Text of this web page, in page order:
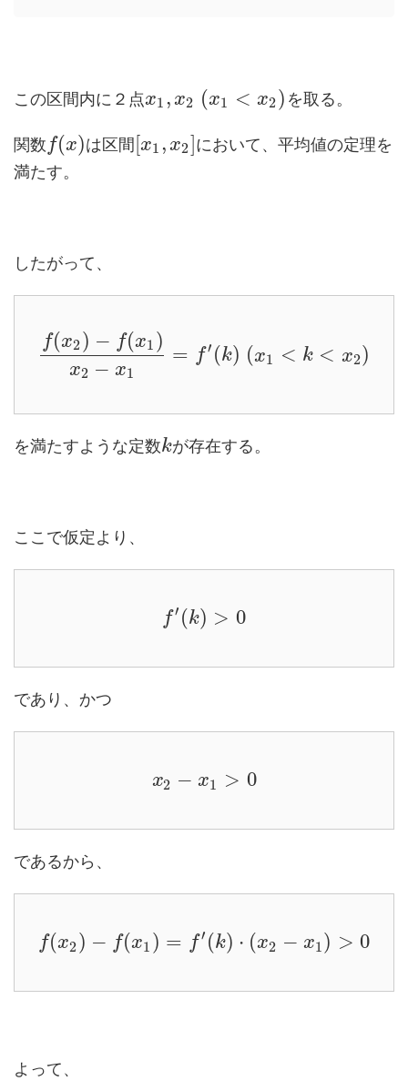
この区間内に２点x1 , x2 (x1 < x2) を取る。
関数 f(x)は区間[x1 , x2]において、平均値の定理を
満たす。
したがって、
f(x2) − f(x1 )
x2 − x1
= f′ (k) (x1 < k < x2)
を満たすような定数kが存在する。
ここで仮定より、
f′ (k) > 0
であり、かつ
x2 − x1 > 0
であるから、
f(x2 ) − f(x1 ) = f′ (k) ⋅ (x2 − x1 ) > 0
よって、